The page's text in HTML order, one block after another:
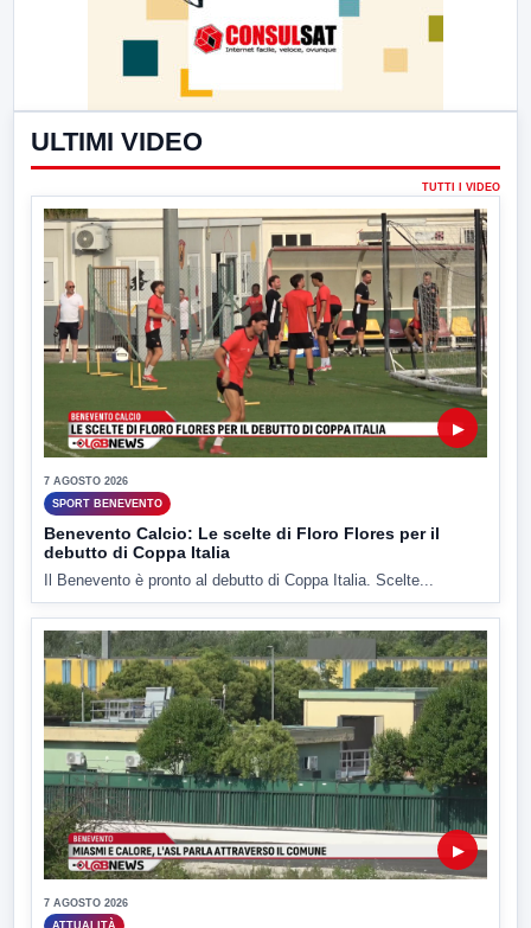
ULTIMI VIDEO
TUTTI I VIDEO
▶
7 AGOSTO 2026
SPORT BENEVENTO
Benevento Calcio: Le scelte di Floro Flores per il
debutto di Coppa Italia
Il Benevento è pronto al debutto di Coppa Italia. Scelte...
▶
7 AGOSTO 2026
ATTUALITÀ